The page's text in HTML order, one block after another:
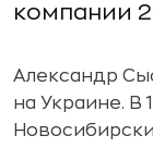
компании
Александр
на Украине. В